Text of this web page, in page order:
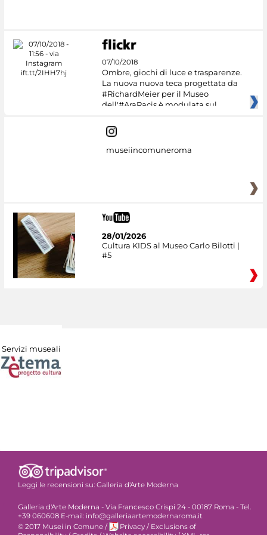
07/10/2018
Ombre, giochi di luce e trasparenze.
La nuova nuova teca progettata da
#RichardMeier per il Museo
dell'#AraPacis è modulata sul
museiincomuneroma
28/01/2026
Cultura KIDS al Museo Carlo Bilotti |
#5
Servizi museali
Leggi le recensioni su: Galleria d'Arte Moderna
Galleria d'Arte Moderna - Via Francesco Crispi 24 - 00187 Roma - Tel.
+39 060608 E-mail: info@galleriaartemodernaroma.it
© 2017 Musei in Comune / Privacy / Exclusions of